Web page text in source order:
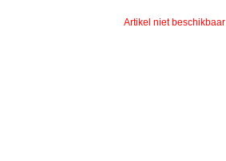
Artikel niet beschikbaar